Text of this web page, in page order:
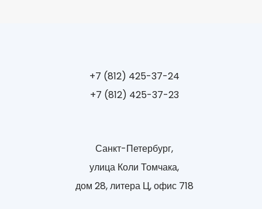
+7 (812) 425-37-24
+7 (812) 425-37-23
Санкт-Петербург,
улица Коли Томчака,
дом 28, литера Ц, офис 718